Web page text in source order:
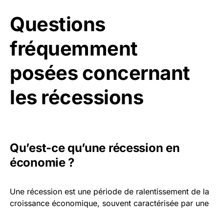
Questions
fréquemment
posées concernant
les récessions
Qu’est-ce qu’une récession en
économie ?
Une récession est une période de ralentissement de la
croissance économique, souvent caractérisée par une